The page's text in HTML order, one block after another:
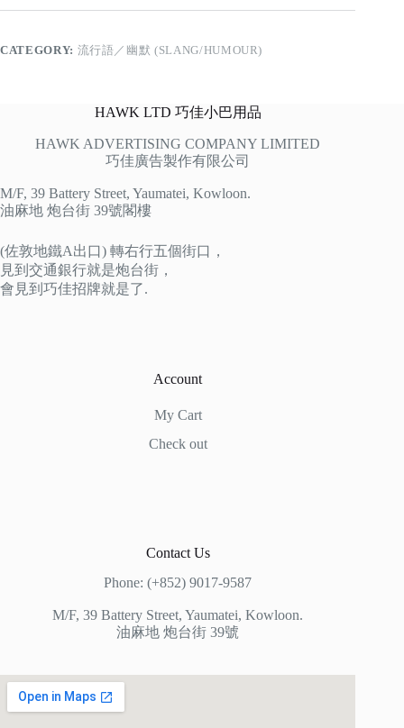
CATEGORY: 流行語／幽默 (SLANG/HUMOUR)
HAWK LTD 巧佳小巴用品
HAWK ADVERTISING COMPANY LIMITED
巧佳廣告製作有限公司
M/F, 39 Battery Street, Yaumatei, Kowloon.
油麻地 炮台街 39號閣樓
(佐敦地鐵A出口) 轉右行五個街口，
見到交通銀行就是炮台街，
會見到巧佳招牌就是了.
Account
My Cart
Check out
Contact Us
Phone: (+852) 9017-9587
M/F, 39 Battery Street, Yaumatei, Kowloon.
油麻地 炮台街 39號